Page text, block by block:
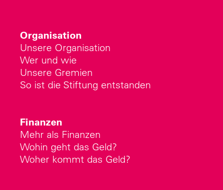
Organisation
Unsere Organisation
Wer und wie
Unsere Gremien
So ist die Stiftung entstanden
Finanzen
Mehr als Finanzen
Wohin geht das Geld?
Woher kommt das Geld?